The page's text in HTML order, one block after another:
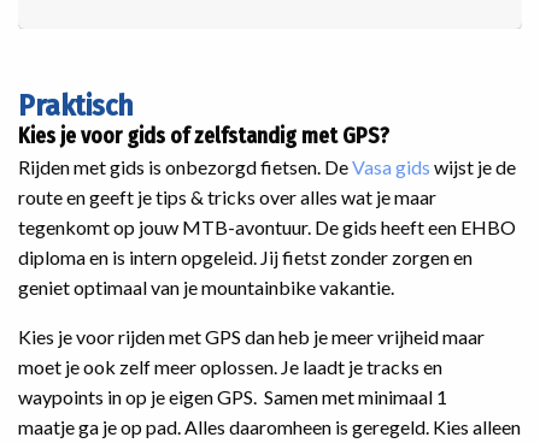
Praktisch
Kies je voor gids of zelfstandig met GPS?
Rijden met gids is onbezorgd fietsen. DeVasa gids wijst je de
route en geeft je tips & tricks over alles wat je maar
tegenkomt op jouw MTB-avontuur. De gids heeft een EHBO
diploma en is intern opgeleid. Jij fietst zonder zorgen en
geniet optimaal van je mountainbike vakantie.
Kies je voor rijden met GPS dan heb je meer vrijheid maar
moet je ook zelf meer oplossen. Je laadt je tracks en
waypoints in op je eigen GPS. Samen met minimaal 1
maatje ga je op pad. Alles daaromheen is geregeld. Kies alleen